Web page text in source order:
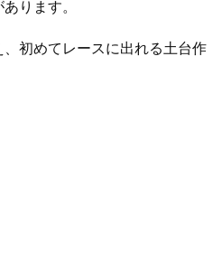
ります。
初めてレースに出れる土台作